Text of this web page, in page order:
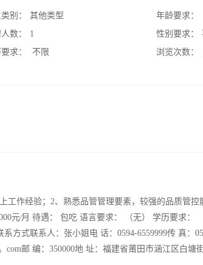
别：
其他类型
数：
1
求：
不限
年龄要求：
性别要求：
浏览次数：
工作经验；2、熟悉品管管理要素，较强的品质管
元∕月 待遇： 包吃 语言要求： （无） 学历要求：
方式联系人：张小姐电 话：0594-6559999传 真：
com邮 编：350000地 址：福建省莆田市涵江区白塘